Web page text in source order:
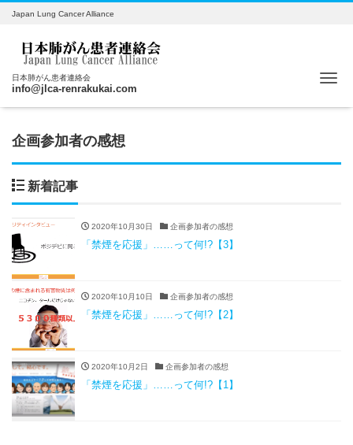
Japan Lung Cancer Alliance
日本肺がん患者連絡会
info@jlca-renrakukai.com
企画参加者の感想
新着記事
2020年10月30日 企画参加者の感想
「禁煙を応援」……って何!?【3】
2020年10月10日 企画参加者の感想
「禁煙を応援」……って何!?【2】
2020年10月2日 企画参加者の感想
「禁煙を応援」……って何!?【1】